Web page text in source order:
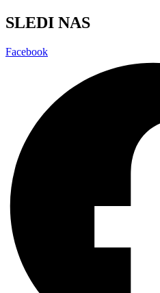
SLEDI NAS
Facebook